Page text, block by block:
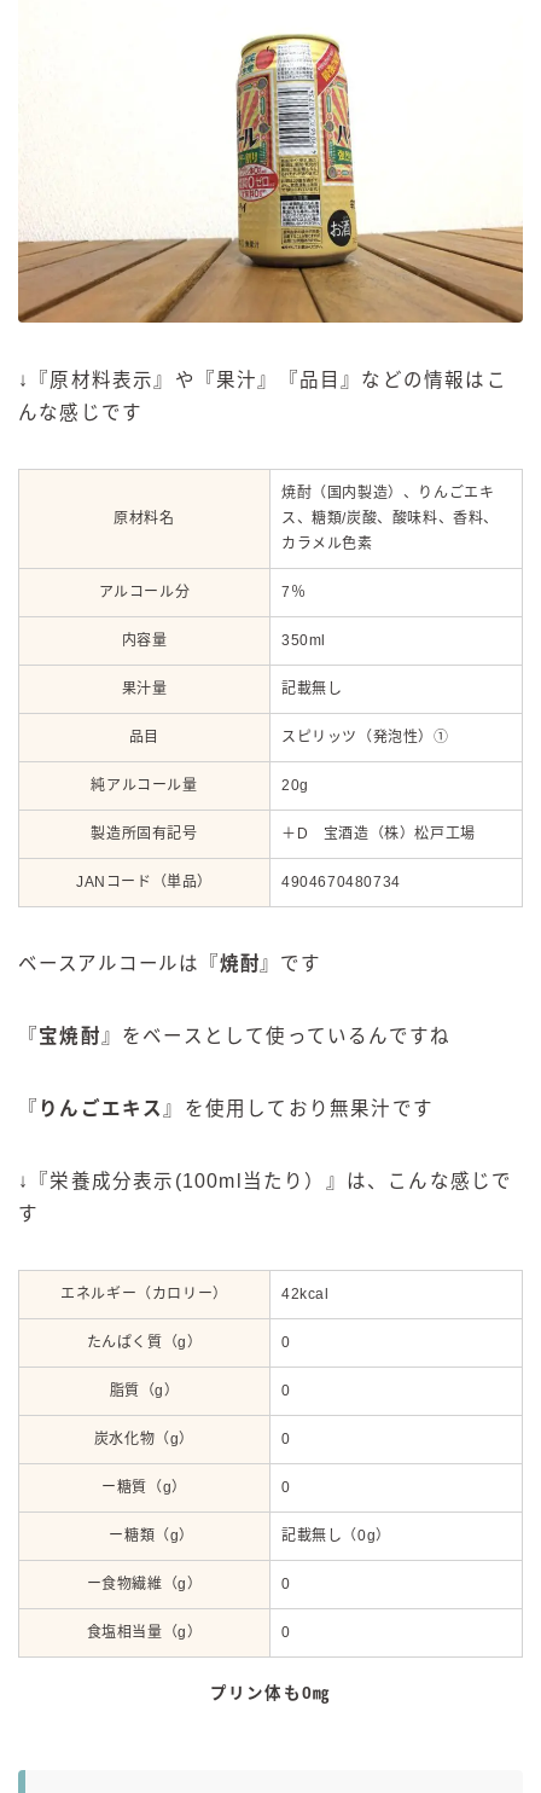
↓『原材料表示』や『果汁』『品目』などの情報はこ
んな感じです
原材料名
焼酎（国内製造）、りんごエキ
ス、糖類/炭酸、酸味料、香料、
カラメル色素
アルコール分 7％
内容量 350ml
果汁量 記載無し
品目 スピリッツ（発泡性）①
純アルコール量 20g
製造所固有記号 ＋D 宝酒造（株）松戸工場
JANコード（単品） 4904670480734
ベースアルコールは『焼酎 』です
『宝焼酎 』をベースとして使っているんですね
『 りんごエキス 』を使用しており無果汁です
↓『栄養成分表示(100ml当たり）』は、こんな感じで
す
エネルギー（カロリー） 42kcal
たんぱく質（g） 0
脂質（g） 0
炭水化物（g） 0
ー糖質（g） 0
ー糖類（g） 記載無し（0g）
ー食物繊維（g） 0
食塩相当量（g） 0
プリン体も0㎎